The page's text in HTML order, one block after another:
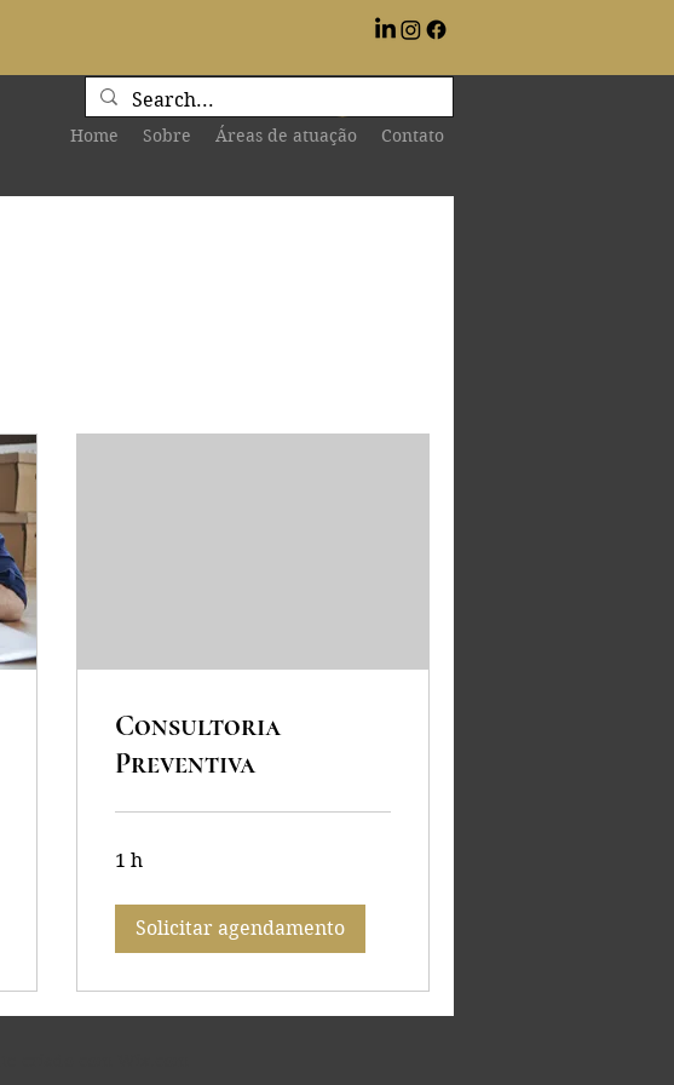
Home Sobre Áreas de atuação Contato
Consultoria
Preventiva
1 h
Solicitar agendamento